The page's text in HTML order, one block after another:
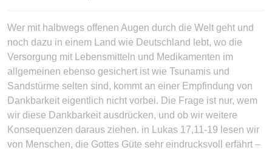
Wer mit halbwegs offenen Augen durch die Welt geht und
noch dazu in einem Land wie Deutschland lebt, wo die
Versorgung mit Lebensmitteln und Medikamenten im
allgemeinen ebenso gesichert ist wie Tsunamis und
Sandstürme selten sind, kommt an einer Empfindung von
Dankbarkeit eigentlich nicht vorbei. Die Frage ist nur, wem
wir diese Dankbarkeit ausdrücken, und ob wir weitere
Konsequenzen daraus ziehen. in Lukas 17,11-19 lesen wir
von Menschen, die Gottes Güte sehr eindrucksvoll erfährt –